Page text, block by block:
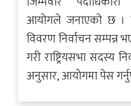
आयोगले जनाएको छ ।
विवरण निर्वाचन सम्पन्न
गरी राष्ट्रियसभा सदस्य
अनुसार, आयोगमा पेस